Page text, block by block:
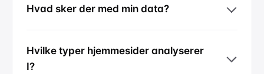
Hvad sker der med min data?
Hvilke typer hjemmesider analyserer
I?